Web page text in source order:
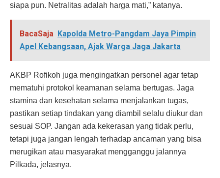
siapa pun. Netralitas adalah harga mati,” katanya.
BacaSaja Kapolda Metro-Pangdam Jaya Pimpin
Apel Kebangsaan, Ajak Warga Jaga Jakarta
AKBP Rofikoh juga mengingatkan personel agar tetap
mematuhi protokol keamanan selama bertugas. Jaga
stamina dan kesehatan selama menjalankan tugas,
pastikan setiap tindakan yang diambil selalu diukur dan
sesuai SOP. Jangan ada kekerasan yang tidak perlu,
tetapi juga jangan lengah terhadap ancaman yang bisa
merugikan atau masyarakat mengganggu jalannya
Pilkada, jelasnya.